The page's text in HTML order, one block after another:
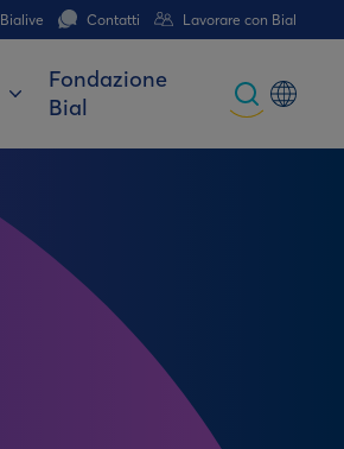
Bialive Contatti Lavorare con Bial
Fondazione
Bial
French (CH)
German (CH)